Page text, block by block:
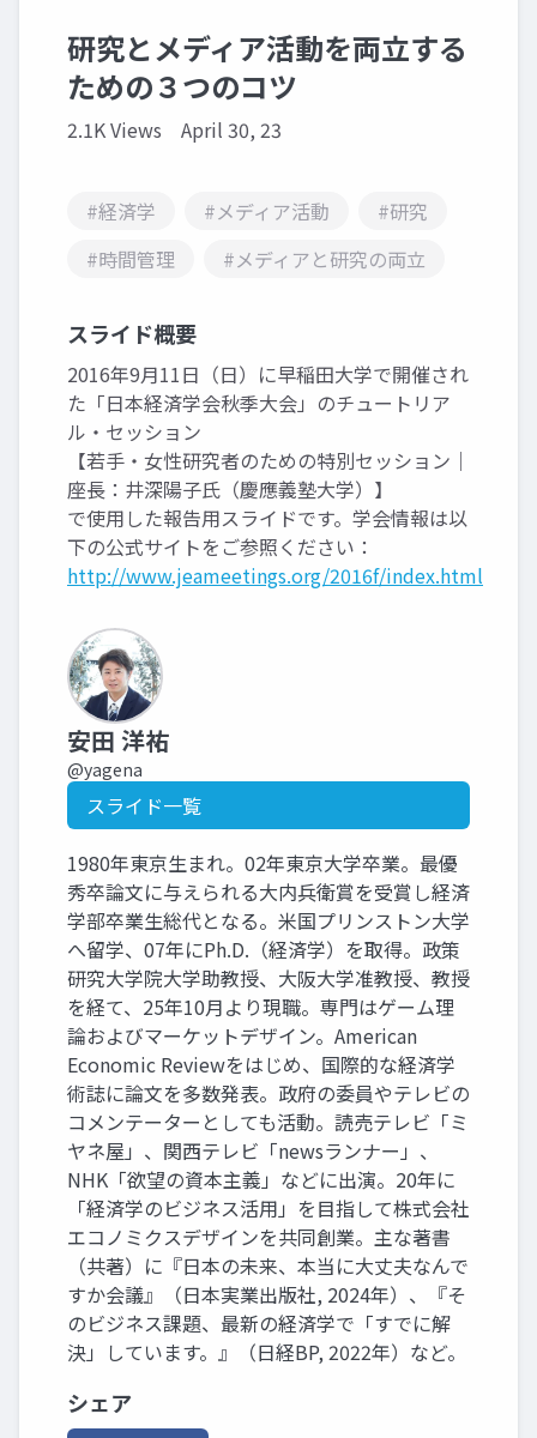
研究とメディア活動を両立する
ための３つのコツ
2.1K Views April 30, 23
#経済学 #メディア活動
#研究
#時間管理
#メディアと研究の両立
スライド概要
2016年9月11日（日）に早稲田大学で開催され
た「日本経済学会秋季大会」のチュートリア
ル・セッション
【若手・女性研究者のための特別セッション｜
座長：井深陽子氏（慶應義塾大学）】
で使用した報告用スライドです。学会情報は以
下の公式サイトをご参照ください：
http://www.jeameetings.org/2016f/index.html
安田 洋祐
@yagena
スライド一覧
1980年東京生まれ。02年東京大学卒業。最優
秀卒論文に与えられる大内兵衛賞を受賞し経済
学部卒業生総代となる。米国プリンストン大学
へ留学、07年にPh.D.（経済学）を取得。政策
研究大学院大学助教授、大阪大学准教授、教授
を経て、25年10月より現職。専門はゲーム理
論およびマーケットデザイン。American
Economic Reviewをはじめ、国際的な経済学
術誌に論文を多数発表。政府の委員やテレビの
コメンテーターとしても活動。読売テレビ「ミ
ヤネ屋」、関西テレビ「newsランナー」、
NHK「欲望の資本主義」などに出演。20年に
「経済学のビジネス活用」を目指して株式会社
エコノミクスデザインを共同創業。主な著書
（共著）に『日本の未来、本当に大丈夫なんで
すか会議』（日本実業出版社, 2024年）、『そ
のビジネス課題、最新の経済学で「すでに解
決」しています。』（日経BP, 2022年）など。
シェア